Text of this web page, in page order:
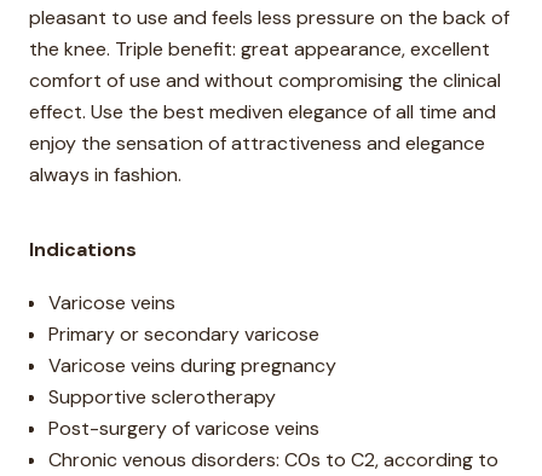
pleasant to use and feels less pressure on the back of
the knee. Triple benefit: great appearance, excellent
comfort of use and without compromising the clinical
effect. Use the best mediven elegance of all time and
enjoy the sensation of attractiveness and elegance
always in fashion.
Indications
Varicose veins
Primary or secondary varicose
Varicose veins during pregnancy
Supportive sclerotherapy
Post-surgery of varicose veins
Chronic venous disorders: C0s to C2, according to